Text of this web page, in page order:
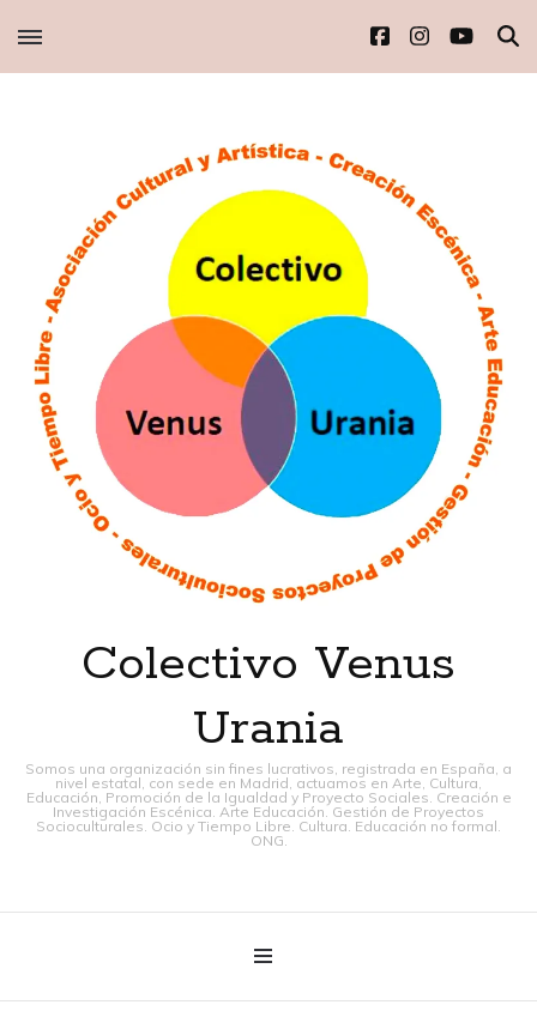
Colectivo Venus
Urania
Somos una organización sin fines lucrativos, registrada en España, a
nivel estatal, con sede en Madrid, actuamos en Arte, Cultura,
Educación, Promoción de la Igualdad y Proyecto Sociales. Creación e
Investigación Escénica. Arte Educación. Gestión de Proyectos
Socioculturales. Ocio y Tiempo Libre. Cultura. Educación no formal.
ONG.